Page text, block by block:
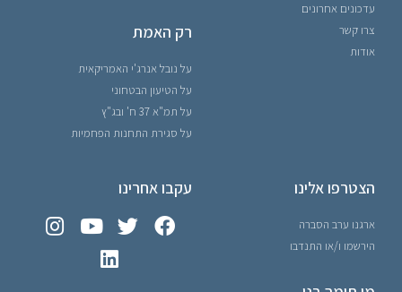
עדכונים אחרונים
צרו קשר
אודות
רק האמת
על נובל אנרג'י האמריקאית
על הטיעון הבטחוני
על תמ"א 37 ח' ובג"ץ
על סגירת התחנות הפחמיות
הצטרפו אלינו
ארגנו ערב הסברה
הירשמו ו/או התנדבו
עקבו אחרינו